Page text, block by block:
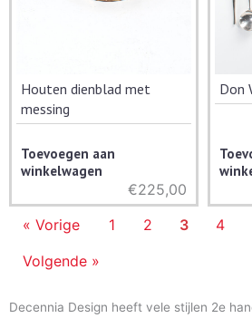
Houten dienblad met
messing
Toevoegen aan
winkelwagen
€225,00
Don
« Vorige
1 2 3 4
Volgende »
Decennia Design heeft vele stijlen 2e